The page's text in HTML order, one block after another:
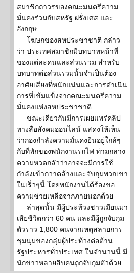
สมาชิกถาวรของคณะมนตรีความ
มั่นคงร่วมกับสหรัฐ ฝรั่งเศส และ
อังกฤษ
โฆษกของสหประชาชาติ กล่าว
ว่า ประเทศสมาชิกมีบทบาทหน้าที่
ของแต่ละคนและส่วนรวม สำหรับ
บทบาทต่อส่วนรวมนั้นจำเป็นต้อง
อาศัยเสียงที่หนักแน่นและการดำเนิน
การที่เข้มแข็งจากคณะมนตรีความ
มั่นคงแห่งสหประชาชาติ
ขณะเดียวกันมีการเผยแพร่คลิป
ทางสื่อสังคมออนไลน์ แสดงให้เห็น
ว่ากองกำลังความมั่นคงยืนอยู่ใกล้ๆ
กับที่พักของพนักงานรถไฟ ท่ามกลาง
ความหวดกลัวว่าอาจจะมีการใช้
กำลังเข้ากวาดล้างและจับกุมพวกเขา
ในเร็วๆนี้ โดยพนักงานได้ร้องขอ
ความช่วยเหลือจากภายนอกด้วย
ล่าสุดนั้น มีผู้ประท้วงชาวเมียนมา
เสียชีวิตกว่า 60 คน และมีผู้ถูกจับกุม
ตัวราว 1,800 คนจากเหตุสลายการ
ชุมนุมของกลุ่มผู้ประท้วงต่อต้าน
รัฐประหารทั่วประเทศ ในจำนวนนี้ มี
นักข่าวหลายสิบคนถูกจับกุมตัวด้วย